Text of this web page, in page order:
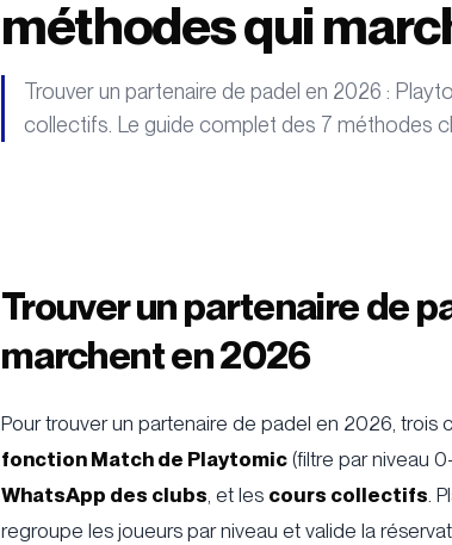
méthodes qui
Trouver un partenaire de padel en 2026 :
collectifs. Le guide complet des 7 méthodes
Trouver un partenaire de
marchent en 2026
Pour trouver un partenaire de padel en 2026, trois
fonction Match de Playtomic (filtre par niveau
WhatsApp des clubs, et les cours collectifs.
regroupe les joueurs par niveau et valide la